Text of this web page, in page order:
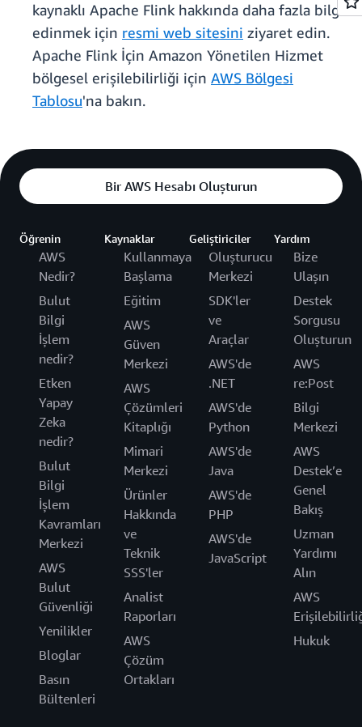
kaynaklı Apache Flink hakkında daha fazla bilgi
edinmek için resmi web sitesini ziyaret edin.
Apache Flink İçin Amazon Yönetilen Hizmet
bölgesel erişilebilirliği için AWS Bölgesi
Tablosu'na bakın.
Bir AWS Hesabı Oluşturun
Öğrenin
AWS
Nedir?
Bulut
Bilgi
İşlem
nedir?
Etken
Yapay
Zeka
nedir?
Bulut
Bilgi
İşlem
Kavramları
Merkezi
AWS
Bulut
Güvenliği
Yenilikler
Bloglar
Basın
Bültenleri
Kaynaklar
Kullanmaya
Başlama
Eğitim
AWS
Güven
Merkezi
AWS
Çözümleri
Kitaplığı
Mimari
Merkezi
Ürünler
Hakkında
ve
Teknik
SSS'ler
Analist
Raporları
AWS
Çözüm
Ortakları
Geliştiriciler
Oluşturucu
Merkezi
SDK'ler
ve
Araçlar
AWS'de
.NET
AWS'de
Python
AWS'de
Java
AWS'de
PHP
AWS'de
JavaScript
Yardım
Bize
Ulaşın
Destek
Sorgusu
Oluşturun
AWS
re:Post
Bilgi
Merkezi
AWS
Destek’e
Genel
Bakış
Uzman
Yardımı
Alın
AWS
Hukuk